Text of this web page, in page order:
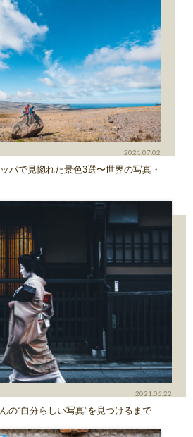
2021.07.02
パで見惚れた景色3選〜世界の写真・
2021.06.22
の“自分らしい写真”を見つけるまで